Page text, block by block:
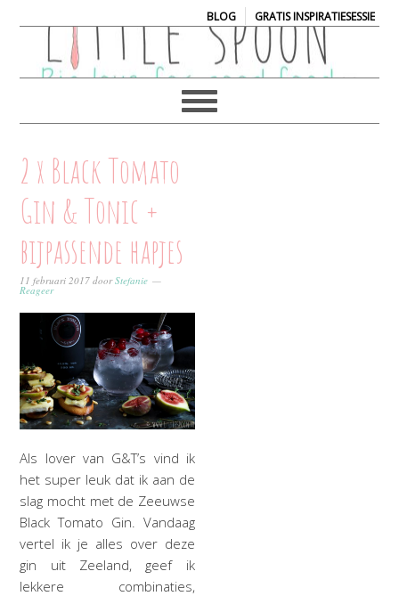
BLOG| GRATIS INSPIRATIESESSIE
2 x Black Tomato
Gin & Tonic +
bijpassende hapjes
11 februari 2017 doorStefanie
Reageer
Als lover van G&T’s vind ik
het super leuk dat ik aan de
slag mocht met de Zeeuwse
Black Tomato Gin. Vandaag
vertel ik je alles over deze
gin uit Zeeland, geef ik
lekkere combinaties,